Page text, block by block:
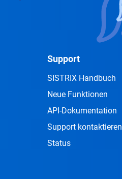
Support
SISTRIX Handbuch
Neue Funktionen
API-Dokumentation
Support kontaktieren
Status